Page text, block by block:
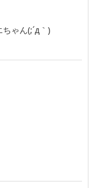
ゃん(;´д｀)